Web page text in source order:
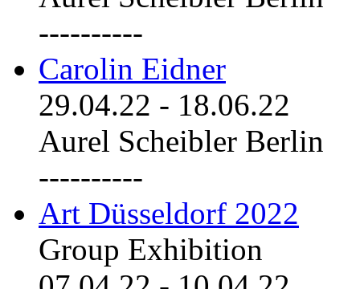
----------
Carolin Eidner
29.04.22 - 18.06.22
Aurel Scheibler Berlin
----------
Art Düsseldorf 2022
Group Exhibition